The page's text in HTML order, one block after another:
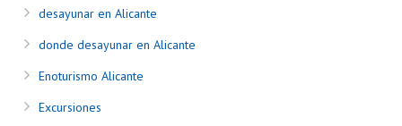
desayunar en Alicante
donde desayunar en Alicante
Enoturismo Alicante
Excursiones